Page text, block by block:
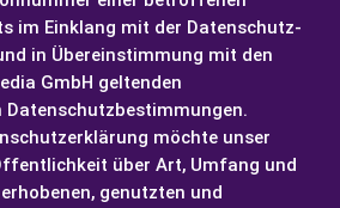
im Einklang mit der Datenschutz-
in Übereinstimmung mit den
GmbH geltenden
Datenschutzbestimmungen.
möchte unser
über Art, Umfang und
genutzten und